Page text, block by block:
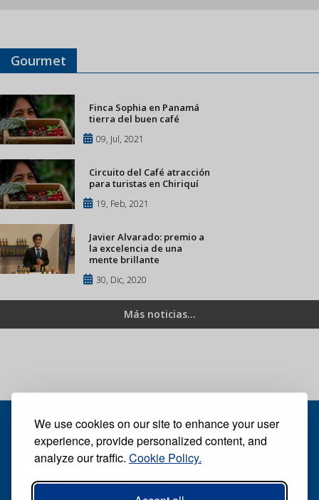
We use cookies on our site to enhance your user
experience, provide personalized content, and
analyze our traffic. Cookie Policy.
Gourmet
Finca Sophia en Panamá
tierra del buen café
09, Jul, 2021
Circuito del Café atracción
para turistas en Chiriquí
19, Feb, 2021
Javier Alvarado: premio a
la excelencia de una
mente brillante
30, Dic, 2020
Más noticias...
Recibe nuestro periódico digital semanal gratuito
Suscribirse